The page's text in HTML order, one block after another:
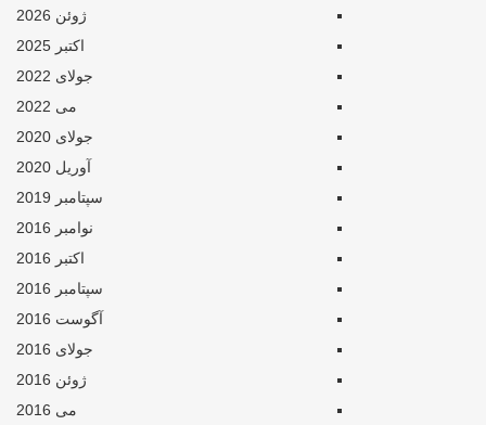
ژوئن 2026
جولای 2022
جولای 2020
آوریل 2020
سپتامبر 2019
نوامبر 2016
سپتامبر 2016
آگوست 2016
جولای 2016
ژوئن 2016